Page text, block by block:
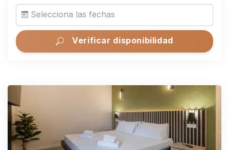
Selecciona las fechas
Verificar disponibilidad